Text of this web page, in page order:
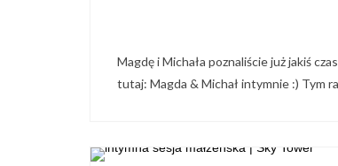
Magdę i Michała poznaliście już jakiś
tutaj: Magda & Michał intymnie :) Tym